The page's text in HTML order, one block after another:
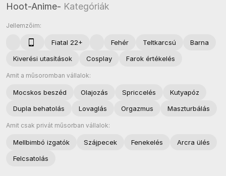
Hoot-Anime- Kategóriák
Jellemzőim:
Fiatal 22+ Fehér Teltkarcsú
Barna
Kiverési utasítások
Cosplay Farok értékelés
Amit a műsoromban vállalok:
Mocskos beszéd Olajozás Spriccelés
Kutyapóz
Dupla behatolás
Lovaglás Orgazmus Maszturbálás
Amit csak privát műsorban vállalok:
Mellbimbó izgatók Szájpecek Fenekelés
Arcra ülés
Felcsatolás